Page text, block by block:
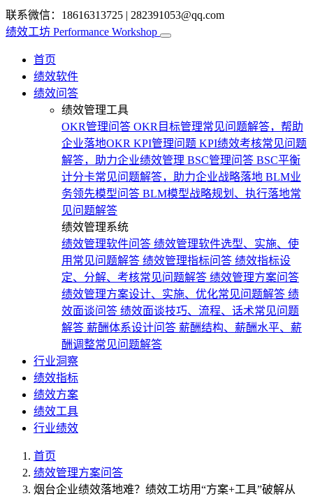
联系微信：18616313725 | 282391053@qq.com
绩效工坊 Performance Workshop
首页
绩效软件
绩效问答
绩效管理工具
OKR管理问答 OKR目标管理常见问题解答，帮助
企业落地OKR KPI管理问题 KPI绩效考核常见问题
解答，助力企业绩效管理 BSC管理问答 BSC平衡
计分卡常见问题解答，助力企业战略落地 BLM业
务领先模型问答 BLM模型战略规划、执行落地常
见问题解答
绩效管理系统
绩效管理软件问答 绩效管理软件选型、实施、使
用常见问题解答 绩效管理指标问答 绩效指标设
定、分解、考核常见问题解答 绩效管理方案问答
绩效管理方案设计、实施、优化常见问题解答 绩
效面谈问答 绩效面谈技巧、流程、话术常见问题
解答 薪酬体系设计问答 薪酬结构、薪酬水平、薪
酬调整常见问题解答
行业洞察
绩效指标
绩效方案
绩效工具
行业绩效
首页
绩效管理方案问答
烟台企业绩效落地难？绩效工坊用“方案+工具”破解从